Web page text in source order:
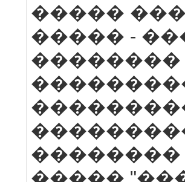
�����
����� -
��������
��������
�����